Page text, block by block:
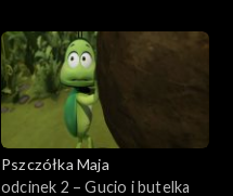
Pszczółka Maja
odcinek 2 – Gucio i butelka